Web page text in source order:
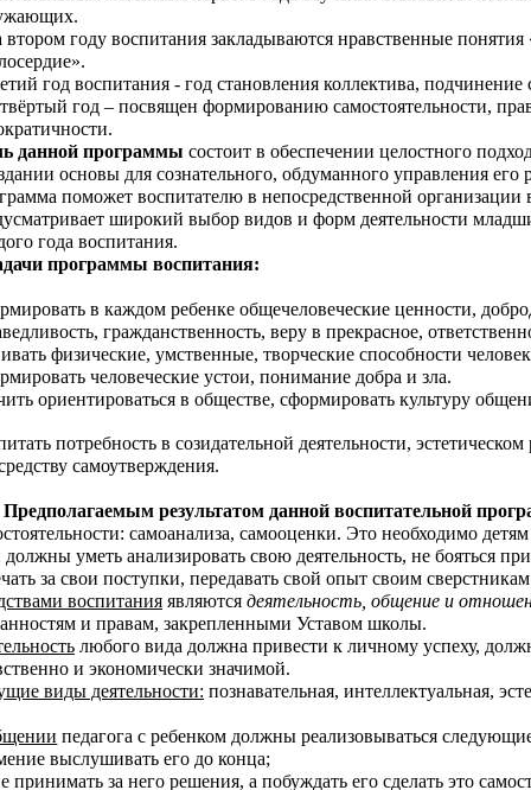
году воспитания закладываются нравственные понятия
год воспитания - год становления коллектива, подчинение
год – посвящен формированию самостоятельности,
данной программы состоит в обеспечении целостного
основы для сознательного, обдуманного управления
поможет воспитателю в непосредственной организации
широкий выбор видов и форм деятельности
года воспитания.
программы воспитания:
в каждом ребенке общечеловеческие ценности,
гражданственность, веру в прекрасное,
физические, умственные, творческие способности
человеческие устои, понимание добра и зла.
ориентироваться в обществе, сформировать культуру
потребность в созидательной деятельности,
самоутверждения.
результатом данной воспитательной
самоанализа, самооценки. Это необходимо
уметь анализировать свою деятельность, не бояться
за свои поступки, передавать свой опыт своим
воспитания являютсядеятельность, общение и
и правам, закрепленными Уставом школы.
любого вида должна привести к личному успеху,
и экономически значимой.
виды деятельности: познавательная, интеллектуальная,
педагога с ребенком должны реализовываться
выслушивать его до конца;
за него решения, а побуждать его сделать это